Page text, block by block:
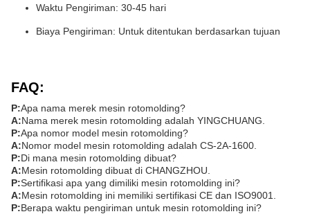
Waktu Pengiriman: 30-45 hari
Biaya Pengiriman: Untuk ditentukan berdasarkan tujuan
FAQ:
P:Apa nama merek mesin rotomolding?
A:Nama merek mesin rotomolding adalah YINGCHUANG.
P:Apa nomor model mesin rotomolding?
A:Nomor model mesin rotomolding adalah CS-2A-1600.
P:Di mana mesin rotomolding dibuat?
A:Mesin rotomolding dibuat di CHANGZHOU.
P:Sertifikasi apa yang dimiliki mesin rotomolding ini?
A:Mesin rotomolding ini memiliki sertifikasi CE dan ISO9001.
P:Berapa waktu pengiriman untuk mesin rotomolding ini?